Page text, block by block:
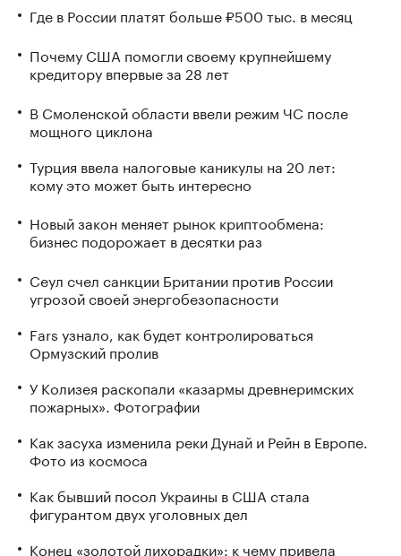
Где в России платят больше ₽500 тыс. в месяц
Почему США помогли своему крупнейшему
кредитору впервые за 28 лет
В Смоленской области ввели режим ЧС после
мощного циклона
Турция ввела налоговые каникулы на 20 лет:
кому это может быть интересно
Новый закон меняет рынок криптообмена:
бизнес подорожает в десятки раз
Сеул счел санкции Британии против России
угрозой своей энергобезопасности
Fars узнало, как будет контролироваться
Ормузский пролив
У Колизея раскопали «казармы древнеримских
пожарных». Фотографии
Как засуха изменила реки Дунай и Рейн в Европе.
Фото из космоса
Как бывший посол Украины в США стала
фигурантом двух уголовных дел
Конец «золотой лихорадки»: к чему привела